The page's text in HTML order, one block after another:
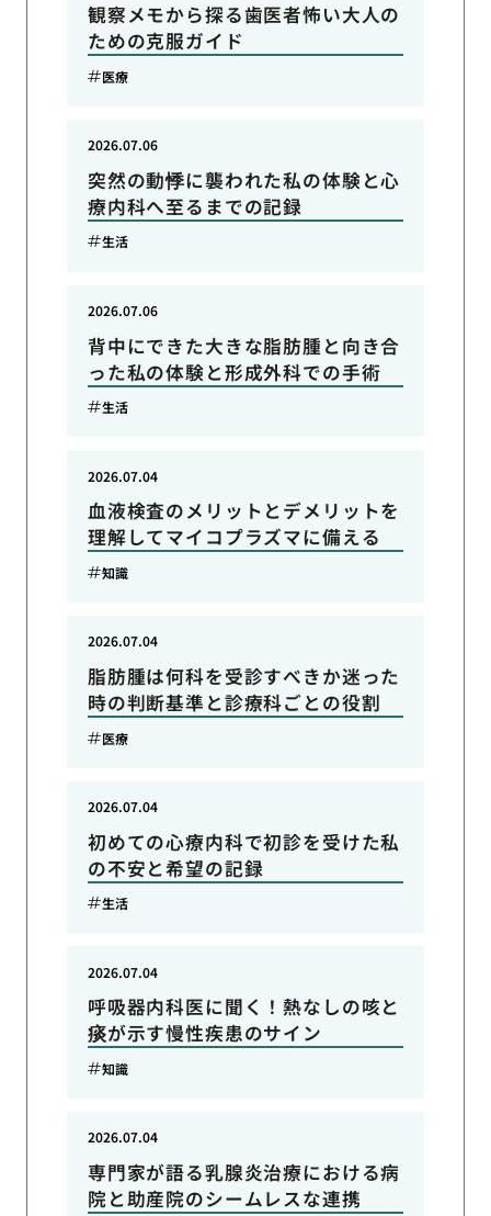
観察メモから探る歯医者怖い大人の
ための克服ガイド
医療
突然の動悸に襲われた私の体験と心
療内科へ至るまでの記録
2026.07.06
生活
背中にできた大きな脂肪腫と向き合
った私の体験と形成外科での手術
2026.07.06
生活
血液検査のメリットとデメリットを
理解してマイコプラズマに備える
2026.07.04
知識
脂肪腫は何科を受診すべきか迷った
時の判断基準と診療科ごとの役割
2026.07.04
医療
初めての心療内科で初診を受けた私
の不安と希望の記録
2026.07.04
生活
呼吸器内科医に聞く！熱なしの咳と
痰が示す慢性疾患のサイン
2026.07.04
知識
専門家が語る乳腺炎治療における病
院と助産院のシームレスな連携
2026.07.04